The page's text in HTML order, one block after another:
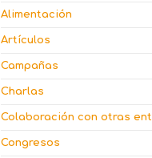
Alimentación
Artículos
Campañas
Charlas
Colaboración con otras
Congresos